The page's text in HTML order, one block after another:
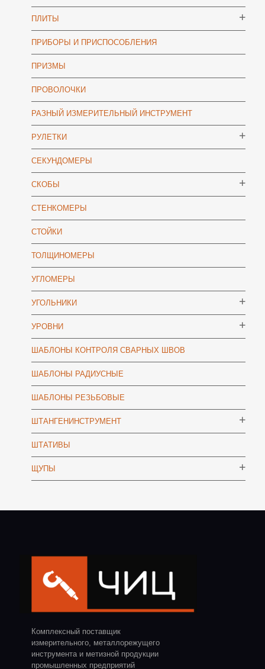
ПЛИТЫ
ПРИБОРЫ И ПРИСПОСОБЛЕНИЯ
ПРИЗМЫ
ПРОВОЛОЧКИ
РАЗНЫЙ ИЗМЕРИТЕЛЬНЫЙ ИНСТРУМЕНТ
РУЛЕТКИ
СЕКУНДОМЕРЫ
СКОБЫ
СТЕНКОМЕРЫ
СТОЙКИ
ТОЛЩИНОМЕРЫ
УГЛОМЕРЫ
УГОЛЬНИКИ
УРОВНИ
ШАБЛОНЫ КОНТРОЛЯ СВАРНЫХ ШВОВ
ШАБЛОНЫ РАДИУСНЫЕ
ШАБЛОНЫ РЕЗЬБОВЫЕ
ШТАНГЕНИНСТРУМЕНТ
ШТАТИВЫ
ЩУПЫ
Комплексный поставщик
измерительного, металлорежущего
инструмента и метизной продукции
промышленных предприятий